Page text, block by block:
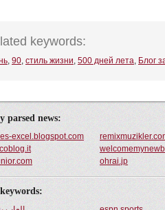
keywords:
, 90, стиль жизни, 500 дней лета, Блог
parsed news:
excel.blogspot.com
ohrai.jp